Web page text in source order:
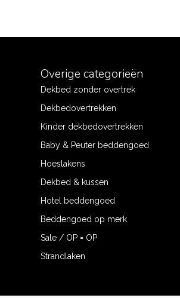
Overige categorieën
Dekbed zonder overtrek
Dekbedovertrekken
Kinder dekbedovertrekken
Baby & Peuter beddengoed
Hoeslakens
Dekbed & kussen
Hotel beddengoed
Beddengoed op merk
Sale / OP = OP
Strandlaken